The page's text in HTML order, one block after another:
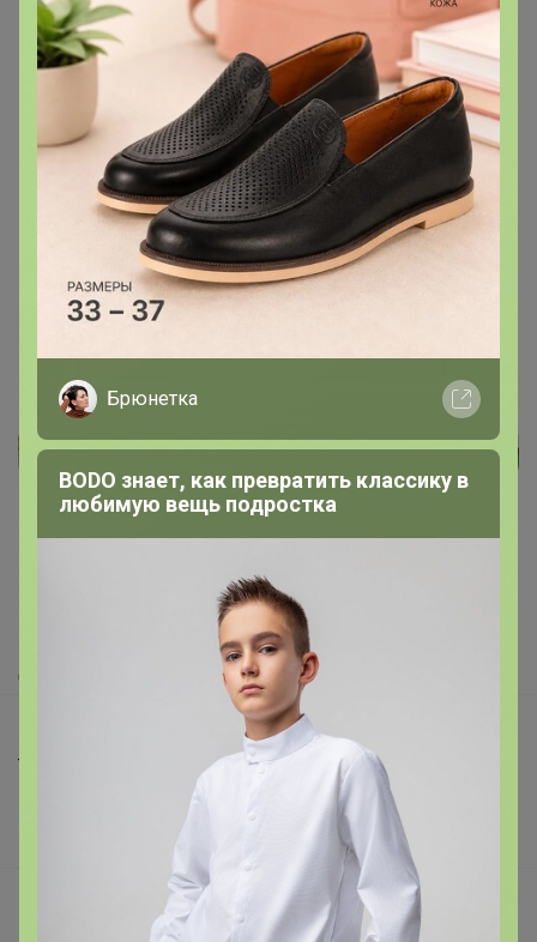
200 000+
пользователей
по
Доставка
Торговые марки
Подарочные сертификаты
Брюнетка
BODO знает, как превратить классику в
любимую вещь подростка